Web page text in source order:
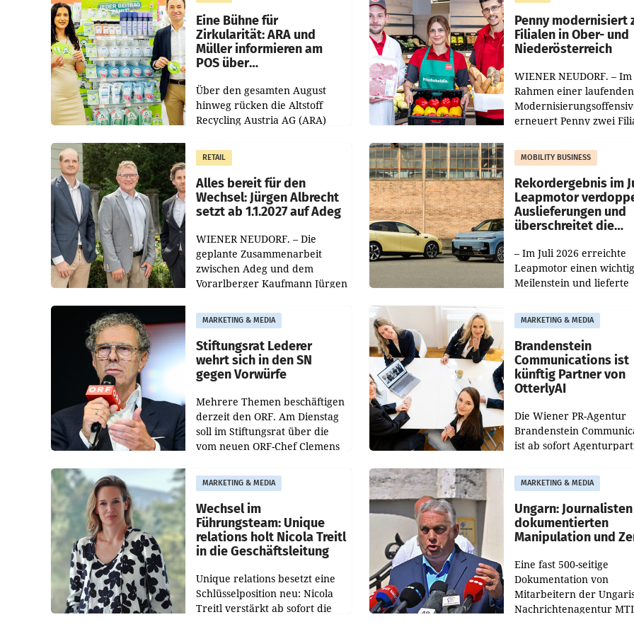
dem Vergleichszeitraum
übertroffen.
Eine Bühne für
Zirkularität: ARA und
Müller informieren am
POS über
Über den gesamten August
hinweg rücken die Altstoff
Recycling Austria AG (ARA)
Müller die Initiative „Kreislauf-
Helden“ in allen
österreichischen Müller-Filialen
Penny modernisiert
Filialen in Ober- und
Niederösterreich
WIENER NEUDORF. – Im
Rahmen einer laufenden
erneuert Penny zwei
Die beiden Standorte
Haag sowie im rund
RETAIL
Alles bereit für den
Wechsel: Jürgen Albrecht
setzt ab 1.1.2027 auf Adeg
WIENER NEUDORF. – Die
geplante Zusammenarbeit
zwischen Adeg und dem
Vorarlberger Kaufmann Jürgen
freigegeben: Die
Bundeswettbewerbsbehörde
und der Bundeskartellanwalt
MOBILITY BUSINESS
Rekordergebnis im
Leapmotor
Auslieferungen und
überschreitet die
– Im Juli 2026 erreichte
Leapmotor einen
Meilenstein und lieferte
aus, womit sich das
gegenüber Juli 2025
verdoppelte (+102
MARKETING & MEDIA
Stiftungsrat Lederer
wehrt sich in den SN
gegen Vorwürfe
Mehrere Themen beschäftigen
derzeit den ORF. Am Dienstag
soll im Stiftungsrat über die
vom neuen ORF-Chef Clemens
Besetzungen für die
Direktionen abgestimmt
werden.
MARKETING & MEDIA
Brandenstein
Communications ist
künftig Partner von
OtterlyAI
Die Wiener PR-Agentur
Brandenstein
ist ab sofort
Optimierungsplattform
OtterlyAI. Damit baut die
Agentur ihr
MARKETING & MEDIA
Wechsel im
Führungsteam: Unique
relations holt Nicola Treitl
in die Geschäftsleitung
Unique relations besetzt eine
Schlüsselposition neu: Nicola
Treitl verstärkt ab sofort die
MARKETING & MEDIA
Ungarn: Journalisten
dokumentierten
Manipulation und
Eine fast 500-seitige
Dokumentation von
Mitarbeitern der
Nachrichtenagentur